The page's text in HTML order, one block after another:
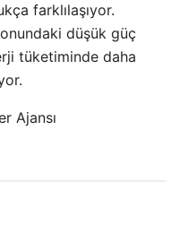
farklılaşıyor.
düşük güç
tüketiminde daha
Ajansı